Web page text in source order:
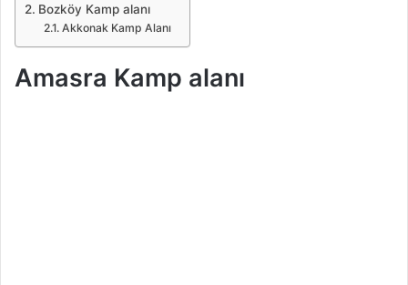
Bozköy Kamp alanı
Akkonak Kamp Alanı
Amasra Kamp alanı